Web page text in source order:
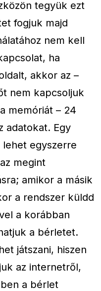
tegyük ezt
fogjuk majd
nem kell
ha
akkor az –
nem kapcsoljuk
memóriát – 24
adatokat. Egy
egyszerre
megint
amikor a másik
a rendszer küldd
a korábban
a bérletet.
játszani, hiszen
az internetről,
a bérlet